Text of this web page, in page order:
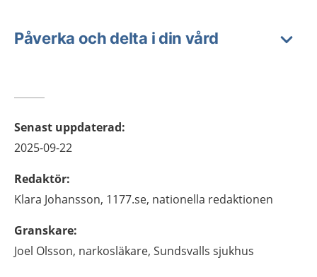
Påverka och delta i din vård
Senast uppdaterad:
2025-09-22
Redaktör:
Klara Johansson, 1177.se, nationella redaktionen
Granskare:
Joel Olsson, narkosläkare, Sundsvalls sjukhus